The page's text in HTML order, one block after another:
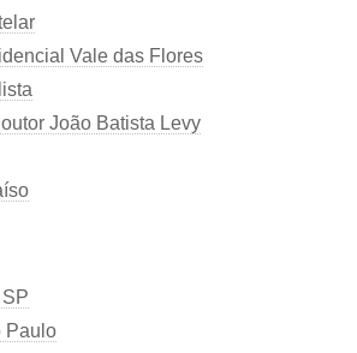
Vale das Flores
João Batista Levy
Paulo